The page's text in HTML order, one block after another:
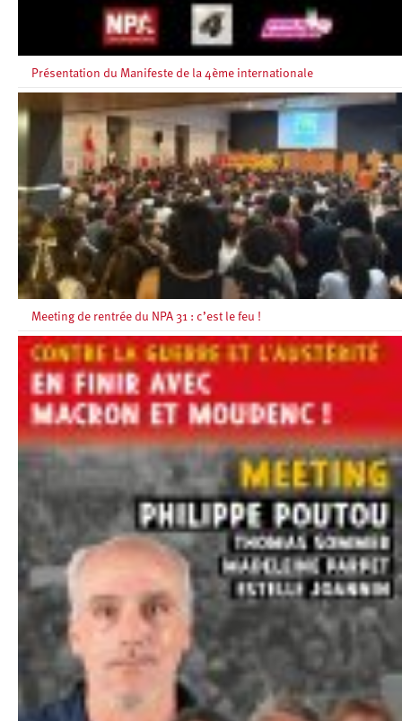
Présentation du Manifeste de la 4ème internationale
Meeting de rentrée du NPA 31 : c’est le feu !